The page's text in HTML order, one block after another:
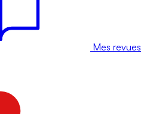
Mes revues